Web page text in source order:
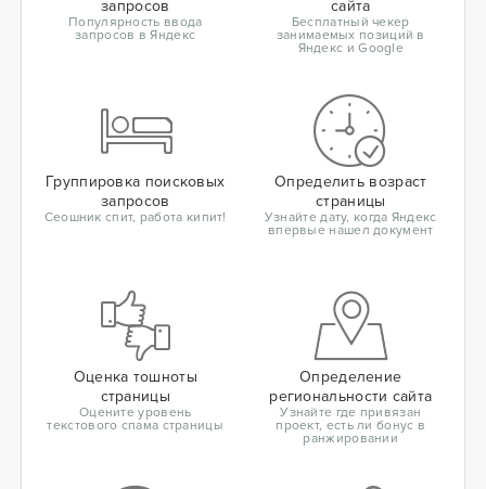
запросов
Популярность ввода
запросов в Яндекс
сайта
Бесплатный чекер
занимаемых позиций в
Яндекс и Google
Группировка поисковых
запросов
Сеошник спит, работа кипит!
Определить возраст
страницы
Узнайте дату, когда Яндекс
впервые нашел документ
Оценка тошноты
страницы
Оцените уровень
текстового спама страницы
Определение
региональности сайта
Узнайте где привязан
проект, есть ли бонус в
ранжировании